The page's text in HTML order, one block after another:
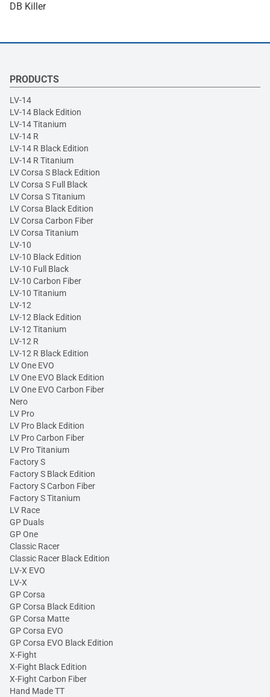
DB Killer
PRODUCTS
LV-14
LV-14 Black Edition
LV-14 Titanium
LV-14 R
LV-14 R Black Edition
LV-14 R Titanium
LV Corsa S Black Edition
LV Corsa S Full Black
LV Corsa S Titanium
LV Corsa Black Edition
LV Corsa Carbon Fiber
LV Corsa Titanium
LV-10
LV-10 Black Edition
LV-10 Full Black
LV-10 Carbon Fiber
LV-10 Titanium
LV-12
LV-12 Black Edition
LV-12 Titanium
LV-12 R
LV-12 R Black Edition
LV One EVO
LV One EVO Black Edition
LV One EVO Carbon Fiber
Nero
LV Pro
LV Pro Black Edition
LV Pro Carbon Fiber
LV Pro Titanium
Factory S
Factory S Black Edition
Factory S Carbon Fiber
Factory S Titanium
LV Race
GP Duals
GP One
Classic Racer
Classic Racer Black Edition
LV-X EVO
LV-X
GP Corsa
GP Corsa Black Edition
GP Corsa Matte
GP Corsa EVO
GP Corsa EVO Black Edition
X-Fight
X-Fight Black Edition
X-Fight Carbon Fiber
Hand Made TT